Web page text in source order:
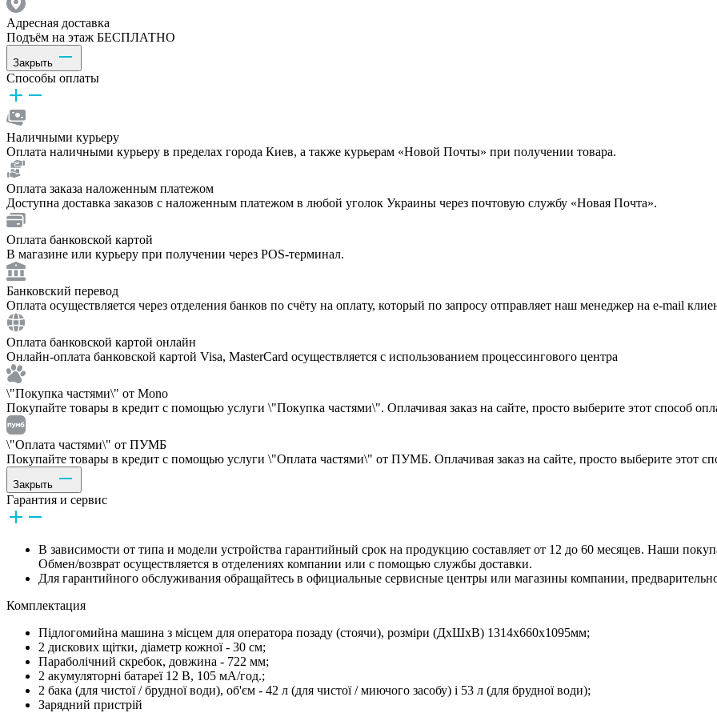
Адресная доставка
Подъём на этаж БЕСПЛАТНО
Закрыть
Способы оплаты
Наличными курьеру
Оплата наличными курьеру в пределах города Киев, а также курьерам «Новой Почты» при получении товара.
Оплата заказа наложенным платежом
Доступна доставка заказов с наложенным платежом в любой уголок Украины через почтовую службу «Новая Почта».
Оплата банковской картой
В магазине или курьеру при получении через POS-терминал.
Банковский перевод
Оплата осуществляется через отделения банков по счёту на оплату, который по запросу отправляет наш менеджер на e-mail
Оплата банковской картой онлайн
Онлайн-оплата банковской картой Visa, MasterCard осуществляется с использованием процессингового центра
\"Покупка частями\" от Mono
Покупайте товары в кредит с помощью услуги \"Покупка частями\". Оплачивая заказ на сайте, просто выберите этот способ
\"Оплата частями\" от ПУМБ
Покупайте товары в кредит с помощью услуги \"Оплата частями\" от ПУМБ. Оплачивая заказ на сайте, просто выберите этот
Закрыть
Гарантия и сервис
В зависимости от типа и модели устройства гарантийный срок на продукцию составляет от 12 до 60 месяцев. Наши
Обмен/возврат осуществляется в отделениях компании или с помощью службы доставки.
Для гарантийного обслуживания обращайтесь в официальные сервисные центры или магазины компании,
Комплектация
Підлогомийна машина з місцем для оператора позаду (стоячи), розміри (ДхШхВ) 1314x660x1095мм;
2 дискових щітки, діаметр кожної - 30 см;
Параболічний скребок, довжина - 722 мм;
2 акумуляторні батареї 12 В, 105 мА/год.;
2 бака (для чистої / брудної води), об'єм - 42 л (для чистої / миючого засобу) і 53 л (для брудної води);
Зарядний пристрій